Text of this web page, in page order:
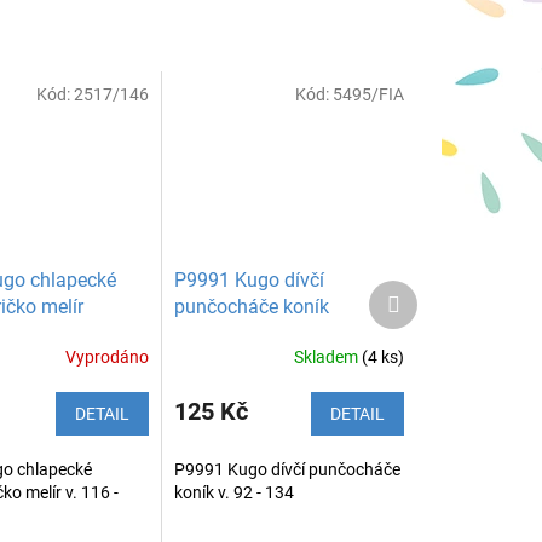
chlapecké
melír
Vyprodáno
DETAIL
chlapecké
melír v. 116 -
Kód:2517/146
P9991 Kugo dívčí
punčocháče koník
Skladem (4 ks)
125 Kč DETAIL
P9991 Kugo dívčí punčocháče
koník v. 92 - 134
Kód: 5495/FIA
Další
produkt